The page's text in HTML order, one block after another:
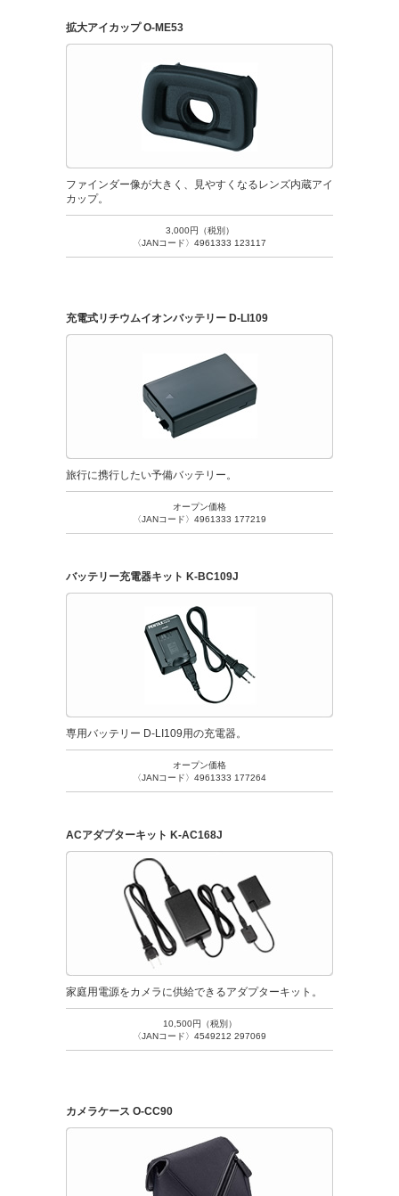
拡大アイカップ O-ME53
ファインダー像が大きく、見やすくなるレンズ内蔵アイ
カップ。
3,000円（税別）
〈JANコード〉4961333 123117
充電式リチウムイオンバッテリー D-LI109
旅行に携行したい予備バッテリー。
オープン価格
〈JANコード〉4961333 177219
バッテリー充電器キット K-BC109J
専用バッテリー D-LI109用の充電器。
オープン価格
〈JANコード〉4961333 177264
ACアダプターキット K-AC168J
家庭用電源をカメラに供給できるアダプターキット。
10,500円（税別）
〈JANコード〉4549212 297069
カメラケース O-CC90